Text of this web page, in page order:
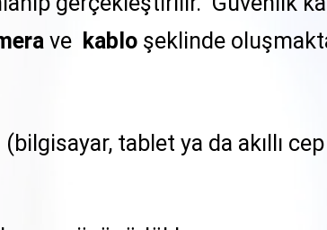
ve kablo şeklinde
tablet ya da akıllı